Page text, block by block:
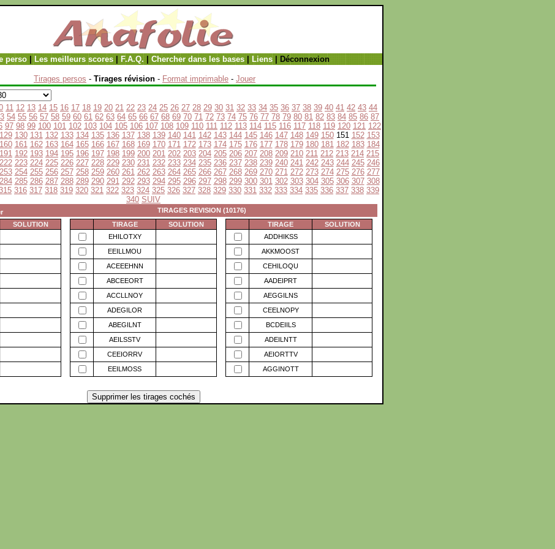
perso| Les meilleurs scores| F.A.Q. Chercher dans les bases| Liens| Déconnexion
Tirages persos - Tirages révision - Format imprimable - Jouer
11 12 13 14 15 16 17 18 19 20 21 22 23 24 25 26 27 28 29 30 31 32 33 34 35 36 37 38 39 40 41 42 43 44
54 55 56 57 58 59 60 61 62 63 64 65 66 67 68 69 70 71 72 73 74 75 76 77 78 79 80 81 82 83 84 85 86 87
97 98 99 100 101 102 103 104 105 106 107 108 109 110 111 112 113 114 115 116 117 118 119 120 121 122
129 130 131 132 133 134 135 136 137 138 139 140 141 142 143 144 145 146 147 148 149 150151 152 153
160 161 162 163 164 165 166 167 168 169 170 171 172 173 174 175 176 177 178 179 180 181 182 183 184
191 192 193 194 195 196 197 198 199 200 201 202 203 204 205 206 207 208 209 210 211 212 213 214 215
222 223 224 225 226 227 228 229 230 231 232 233 234 235 236 237 238 239 240 241 242 243 244 245 246
253 254 255 256 257 258 259 260 261 262 263 264 265 266 267 268 269 270 271 272 273 274 275 276 277
284 285 286 287 288 289 290 291 292 293 294 295 296 297 298 299 300 301 302 303 304 305 306 307 308
316 317 318 319 320 321 322 323 324 325 326 327 328 329 330 331 332 333 334 335 336 337 338 339
340 SUIV
TIRAGES REVISION (10176)
SOLUTION
TIRAGE
SOLUTION
EHILOTXY
EEILLMOU
ACEEEHNN
ABCEEORT
ACCLLNOY
ADEGILOR
ABEGILNT
AEILSSTV
CEEIORRV
EEILMOSS
TIRAGE
SOLUTION
ADDHIKSS
AKKMOOST
CEHILOQU
AADEIPRT
AEGGILNS
CEELNOPY
BCDEIILS
ADEILNTT
AEIORTTV
AGGINOTT